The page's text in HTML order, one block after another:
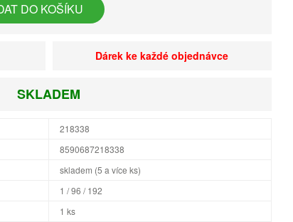
DO KOŠÍKU
Dárek ke každé objednávce
SKLADEM
218338
8590687218338
skladem (5 a více ks)
1 / 96 / 192
1 ks